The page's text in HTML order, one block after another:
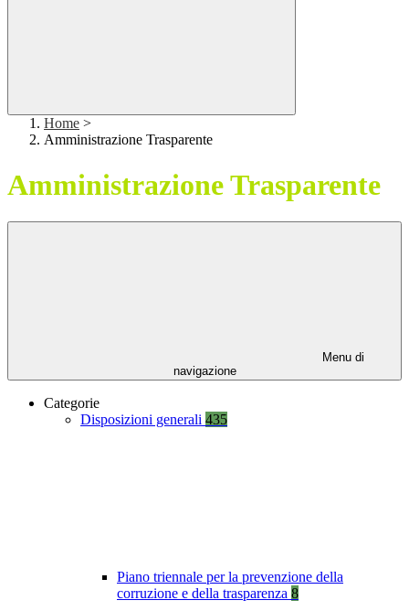
Home >
Amministrazione Trasparente
Amministrazione Trasparente
Menu di
navigazione
Categorie
Disposizioni generali 435
Piano triennale per la prevenzione della
corruzione e della trasparenza 8